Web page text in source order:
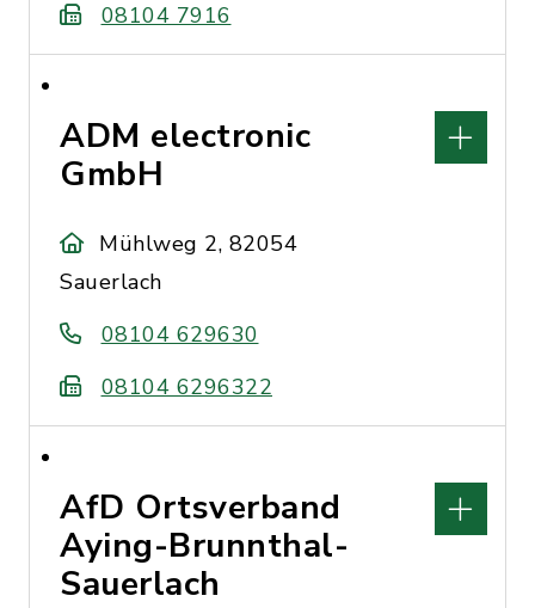
08104 7916
ADM electronic
GmbH
Mühlweg 2, 82054
Sauerlach
08104 629630
08104 6296322
AfD Ortsverband
Aying-Brunnthal-
Sauerlach